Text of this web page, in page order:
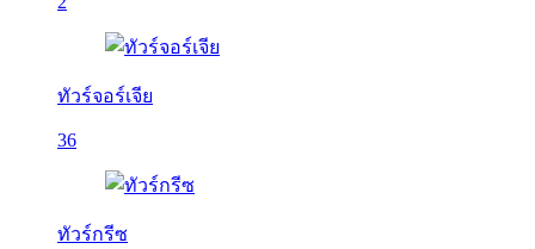
ทัวร์จอร์เจีย
36
ทัวร์กรีซ